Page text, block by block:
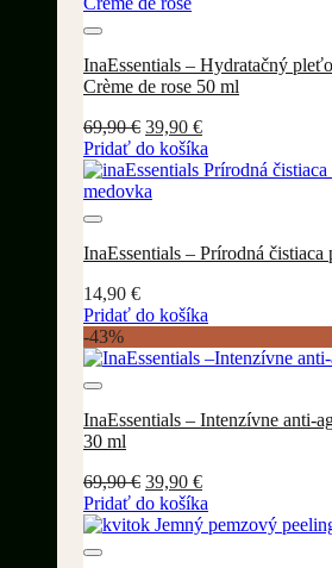
InaEssentials – Hydratačný
Crème de rose 50 ml
69,90€ Pôvodná
cena
bola:
69,90 €.
39,90 €Aktuálna
cena
je:
Pridať do košíka
InaEssentials – Prírodná
14,90 €
Pridať do košíka
-43%
InaEssentials – Intenzívne anti-
30 ml
69,90€ Pôvodná
cena
bola:
39,90 €Aktuálna
cena
je:
Pridať do košíka